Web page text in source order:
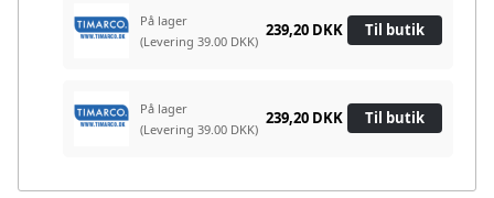
På lager
(Levering 39.00 DKK)
239,20 DKK Til butik
På lager
(Levering 39.00 DKK)
239,20 DKK Til butik